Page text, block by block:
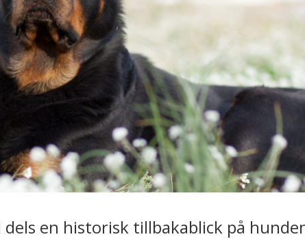
en historisk tillbakablick på